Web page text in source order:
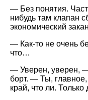
— Без понятия.
нибудь там клапан
экономический
— Как-то не очень
что…
— Уверен, уверен, —
борт. — Ты,
край, что ли.